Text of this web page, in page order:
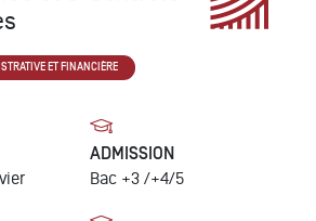
Gestion Part-
ADMISSIONS